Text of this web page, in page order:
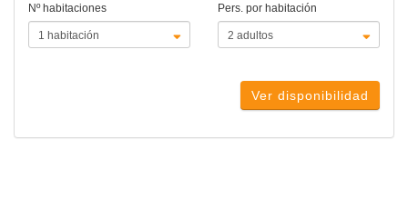
Nº habitaciones Pers. por habitación
Ver disponibilidad